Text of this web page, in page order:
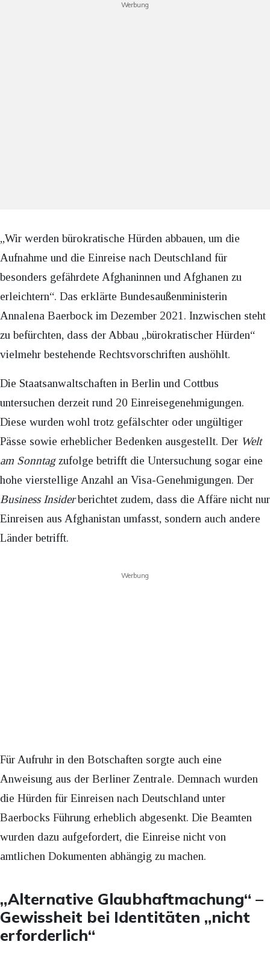
Werbung
„Wir werden bürokratische Hürden abbauen, um die
Aufnahme und die Einreise nach Deutschland für
besonders gefährdete Afghaninnen und Afghanen zu
erleichtern“. Das erklärte Bundesaußenministerin
Annalena Baerbock im Dezember 2021. Inzwischen steht
zu befürchten, dass der Abbau „bürokratischer Hürden“
vielmehr bestehende Rechtsvorschriften aushöhlt.
Die Staatsanwaltschaften in Berlin und Cottbus
untersuchen derzeit rund 20 Einreisegenehmigungen.
Diese wurden wohl trotz gefälschter oder ungültiger
Pässe sowie erheblicher Bedenken ausgestellt. Der Welt
am Sonntagzufolge betrifft die Untersuchung sogar eine
hohe vierstellige Anzahl an Visa-Genehmigungen. Der
Business Insiderberichtet zudem, dass die Affäre nicht nur
Einreisen aus Afghanistan umfasst, sondern auch andere
Länder betrifft.
Werbung
Für Aufruhr in den Botschaften sorgte auch eine
Anweisung aus der Berliner Zentrale. Demnach wurden
die Hürden für Einreisen nach Deutschland unter
Baerbocks Führung erheblich abgesenkt. Die Beamten
wurden dazu aufgefordert, die Einreise nicht von
amtlichen Dokumenten abhängig zu machen.
„Alternative Glaubhaftmachung“ –
Gewissheit bei Identitäten „nicht
erforderlich“